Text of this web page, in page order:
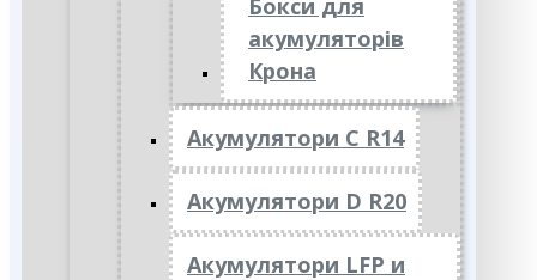
Бокси для
акумуляторів
Крона
Акумулятори C R14
Акумулятори D R20
Акумулятори LFP и